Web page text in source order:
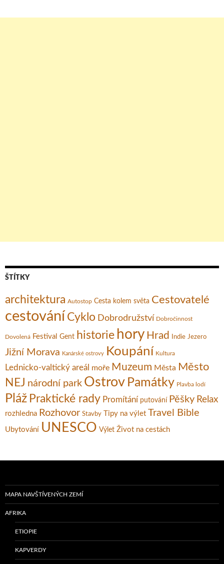
ŠTÍTKY
architektura Autostop Cesta kolem světa Cestovatelé
cestování Cyklo Dobrodružství Dobročinnost
Dovolená Festival Gent historie hory Hrad Indie Jezero
Jižní Morava Kanárské ostrovy Koupání Kultura
Lednicko-valtický areál moře Muzeum Města Město
NEJ národní park Ostrov Památky Plavba lodí
Pláž Praktické rady Promítání putování Pěšky Relax
rozhledna Rozhovor Stavby Tipy na výlet Travel Bible
Ubytování UNESCO Výlet Život na cestách
MAPA NAVŠTÍVENÝCH ZEMÍ
AFRIKA
ETIOPIE
KAPVERDY